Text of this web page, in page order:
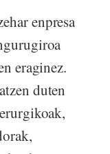
enpresa
eraginez.
duten